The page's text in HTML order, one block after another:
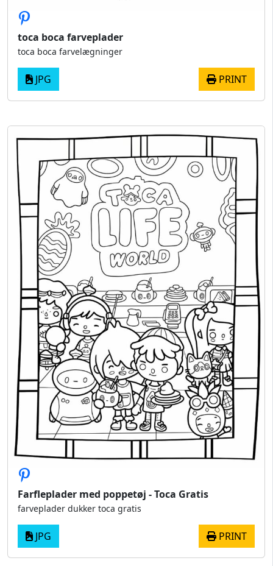
toca boca farveplader
toca boca farvelægninger
JPG PRINT
Farfleplader med poppetøj - Toca Gratis
farveplader dukker toca gratis
JPG PRINT